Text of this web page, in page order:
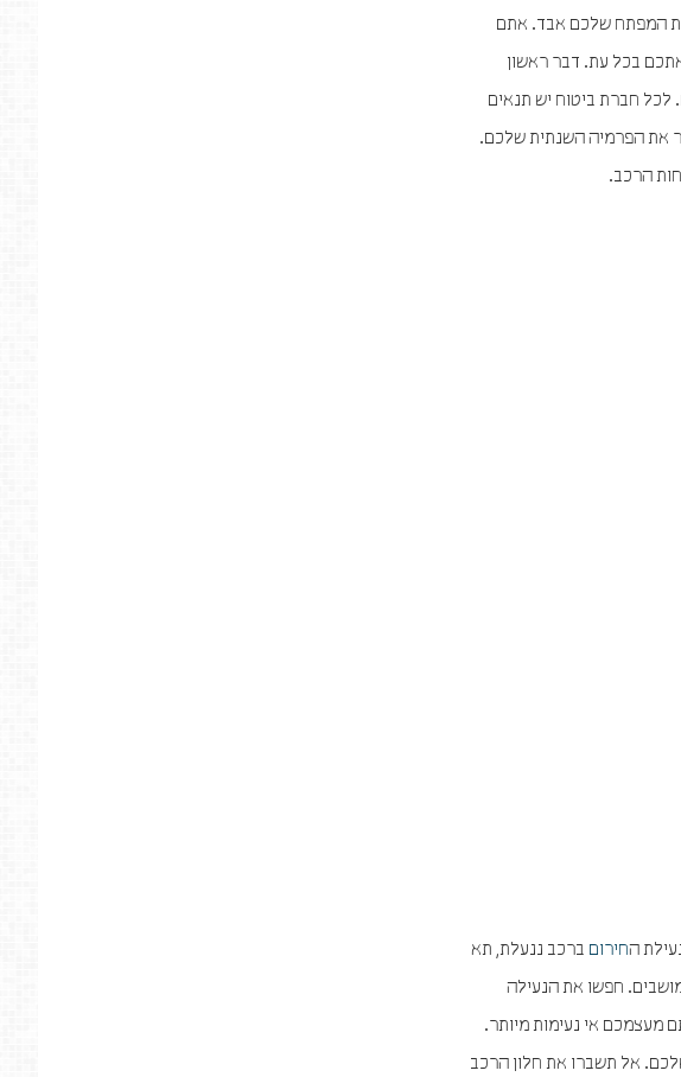
מכם לוודא באמת המפתח שלכם אבד. אתם
בכל עת. דבר ראשון
לכל חברת ביטוח יש תנאים
את הפרמיה השנתית שלכם.
הרכב.
החירום ברכב ננעלת, תא
חפשו את הנעילה
מעצמכם אי נעימות מיותר.
אל תשברו את חלון הרכב